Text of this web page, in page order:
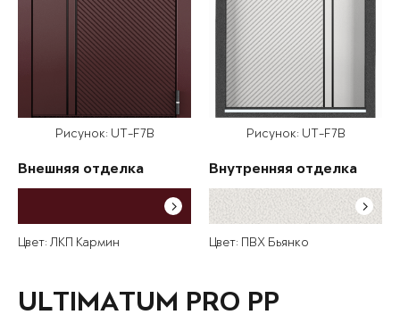
Рисунок: UT-F7B
Внешняя отделка
Цвет: ЛКП Кармин
Рисунок: UT-F7B
Внутренняя отделка
Цвет: ПВХ Бьянко
ULTIMATUM PRO PP